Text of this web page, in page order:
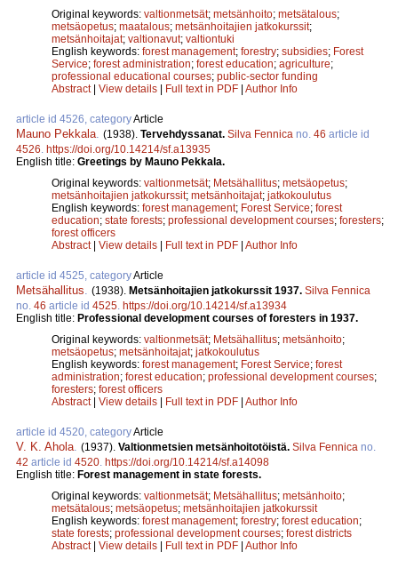
Original keywords: valtionmetsät; metsänhoito; metsätalous;
metsäopetus; maatalous; metsänhoitajien jatkokurssit;
metsänhoitajat; valtionavut; valtiontuki
English keywords: forest management; forestry; subsidies; Forest
Service; forest administration; forest education; agriculture;
professional educational courses; public-sector funding
Abstract| View details | Full text in PDF | Author Info
article id 4526, categoryArticle
Mauno Pekkala (1938). Tervehdyssanat. Silva Fennica no. 46 article id
4526 https://doi.org/10.14214/sf.a13935
English title: Greetings by Mauno Pekkala.
Original keywords: valtionmetsät; Metsähallitus; metsäopetus;
metsänhoitajien jatkokurssit; metsänhoitajat; jatkokoulutus
English keywords: forest management; Forest Service; forest
education; state forests; professional development courses; foresters;
forest officers
Abstract| View details | Full text in PDF | Author Info
article id 4525, categoryArticle
Metsähallitus (1938). Metsänhoitajien jatkokurssit 1937. Silva Fennica
no. 46 article id 4525 https://doi.org/10.14214/sf.a13934
English title: Professional development courses of foresters in 1937.
Original keywords: valtionmetsät; Metsähallitus; metsänhoito;
metsäopetus; metsänhoitajat; jatkokoulutus
English keywords: forest management; Forest Service; forest
administration; forest education; professional development courses;
foresters; forest officers
Abstract| View details | Full text in PDF | Author Info
article id 4520, categoryArticle
V. K. Ahola (1937). Valtionmetsien metsänhoitotöistä. Silva Fennica no.
42 article id 4520 https://doi.org/10.14214/sf.a14098
English title: Forest management in state forests.
Original keywords: valtionmetsät; Metsähallitus; metsänhoito;
metsätalous; metsäopetus; metsänhoitajien jatkokurssit
English keywords: forest management; forestry; forest education;
state forests; professional development courses; forest districts
Abstract| View details | Full text in PDF | Author Info